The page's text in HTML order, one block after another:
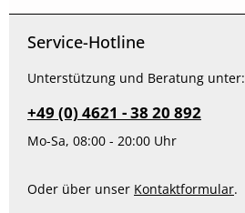
Service-Hotline
Unterstützung und Beratung unter:
+49 (0) 4621 - 38 20 892
Mo-Sa, 08:00 - 20:00 Uhr
Oder über unser Kontaktformular.